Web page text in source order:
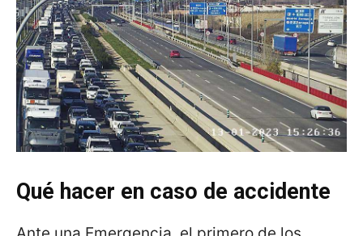
Qué hacer en caso de accidente